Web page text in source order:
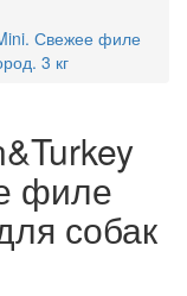
Свежее филе
3 кг
филе
собак